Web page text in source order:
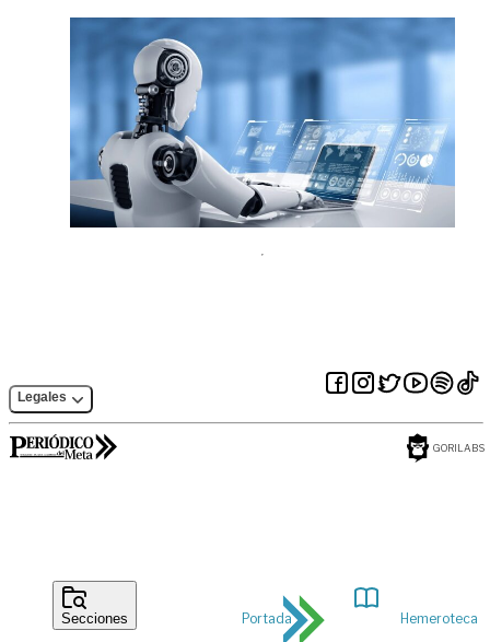
Secciones Portada Hemeroteca
Legales
GORILABS